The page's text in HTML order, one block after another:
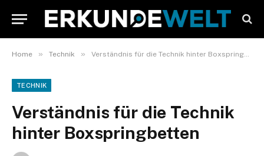
Home » Technik » Verständnis für die Technik hinter Boxspringbetten
TECHNIK
Verständnis für die Technik
hinter Boxspringbetten